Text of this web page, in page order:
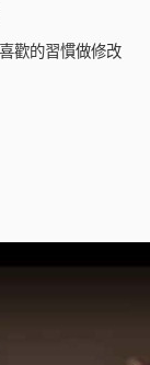
歡的習慣做修改